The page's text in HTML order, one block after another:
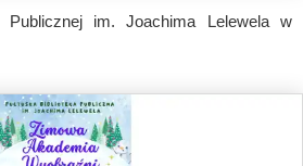
Publicznej im. Joachima Lelewela w